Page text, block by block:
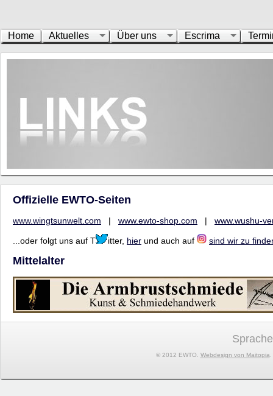
Home Aktuelles Über uns Escrima
Offizielle EWTO-Seiten
www.wingtsunwelt.com | www.ewto-shop.com | www.wushu-
...oder folgt uns auf T itter, hier und auch auf sind wir zu
Mittelalter
© 2012 EWTO. Webdesign von Maitopia